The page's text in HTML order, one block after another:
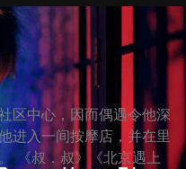
区中心，因而偶遇令他深
进入一间按摩店，并在里
《叔．叔》《北京遇上